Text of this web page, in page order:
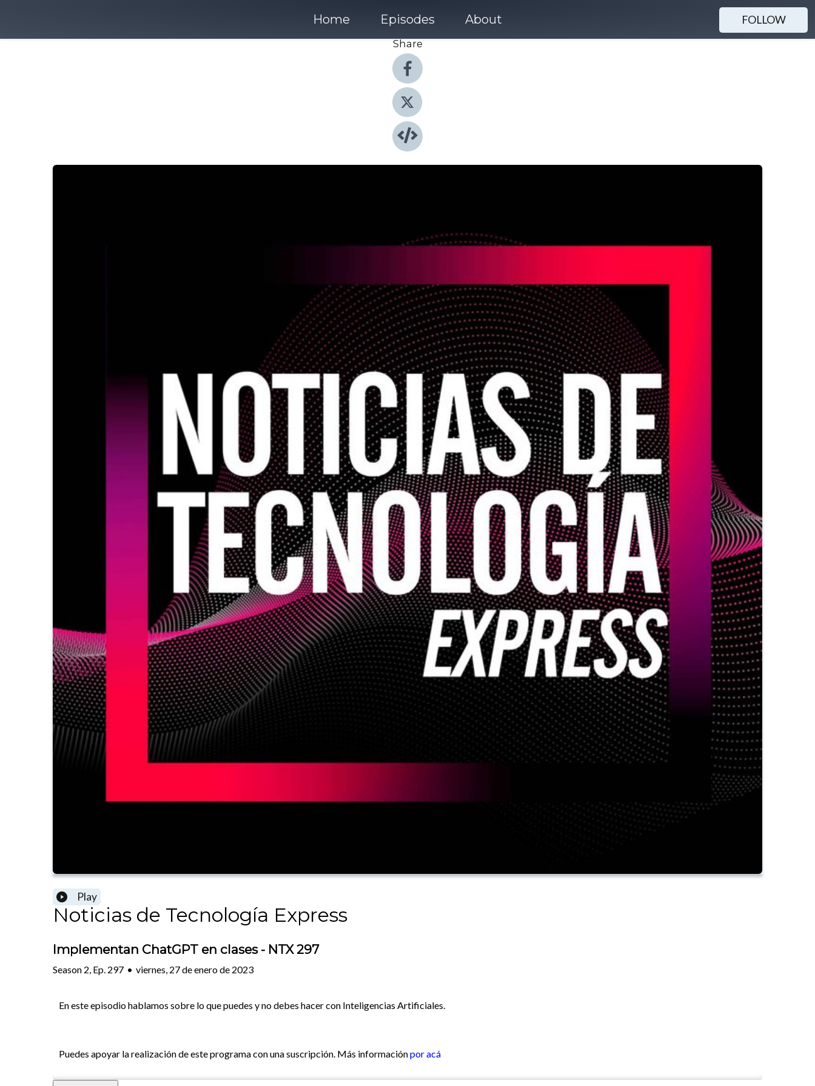
Home Episodes About FOLLOW
Share
Play
Noticias de Tecnología Express
Implementan ChatGPT en clases - NTX 297
Season 2 Ep. 297 • viernes, 27 de enero de 2023
En este episodio hablamos sobre lo que puedes y no debes hacer con Inteligencias Artificiales.
Puedes apoyar la realización de este programa con una suscripción. Más informaciónpor acá